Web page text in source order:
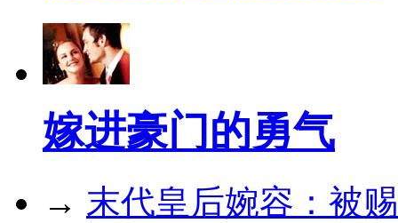
嫁进豪门的勇气
→ 末代皇后婉容：被